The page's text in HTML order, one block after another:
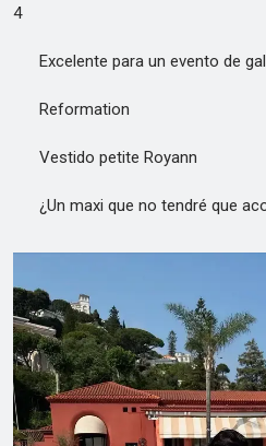
4
Excelente para un evento de
Reformation
Vestido petite Royann
¿Un maxi que no tendré que